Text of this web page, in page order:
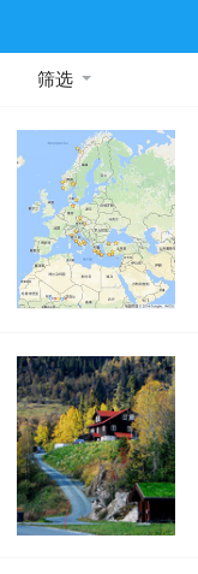
筛选